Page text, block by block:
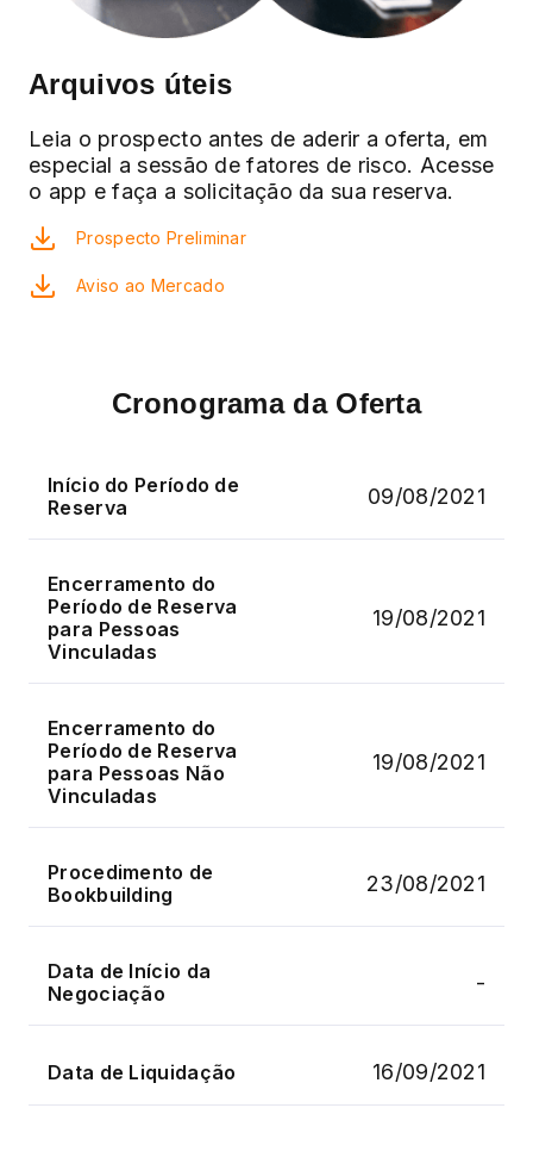
Arquivos úteis
Leia o prospecto antes de aderir a oferta, em
especial a sessão de fatores de risco. Acesse
o app e faça a solicitação da sua reserva.
Prospecto Preliminar
Aviso ao Mercado
Cronograma da Oferta
Início do Período de
Reserva
09/08/2021
Encerramento do
Período de Reserva
para Pessoas
Vinculadas
19/08/2021
Encerramento do
Período de Reserva
para Pessoas Não
Vinculadas
19/08/2021
Procedimento de
Bookbuilding
23/08/2021
Data de Início da
Negociação
-
Data de Liquidação 16/09/2021